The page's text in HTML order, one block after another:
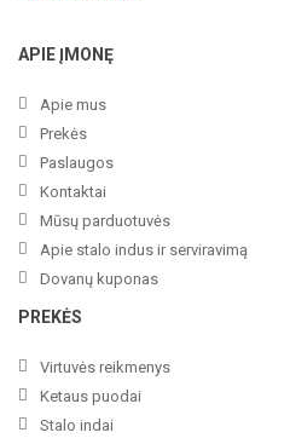
APIE ĮMONĘ
Apie mus
Prekės
Paslaugos
Kontaktai
Mūsų parduotuvės
Apie stalo indus ir serviravimą
Dovanų kuponas
PREKĖS
Virtuvės reikmenys
Ketaus puodai
Stalo indai